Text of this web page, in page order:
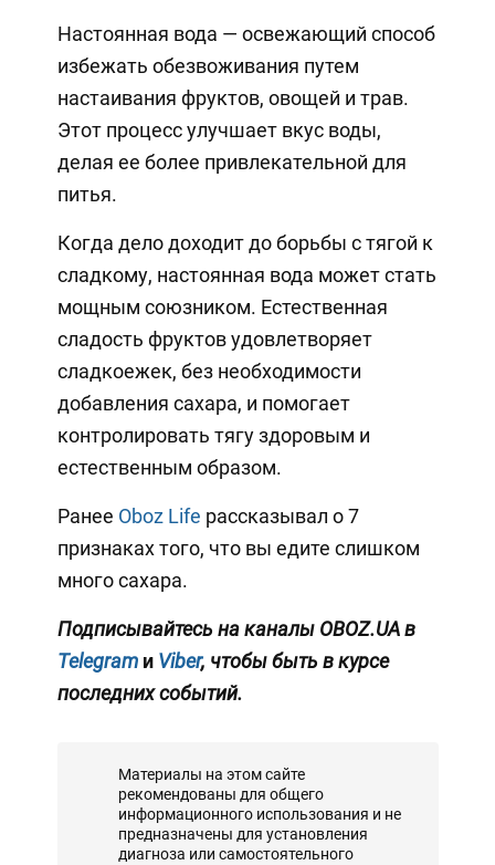
Настоянная вода — освежающий способ
избежать обезвоживания путем
настаивания фруктов, овощей и трав.
Этот процесс улучшает вкус воды,
делая ее более привлекательной для
питья.
Когда дело доходит до борьбы с тягой к
сладкому, настоянная вода может стать
мощным союзником. Естественная
сладость фруктов удовлетворяет
сладкоежек, без необходимости
добавления сахара, и помогает
контролировать тягу здоровым и
естественным образом.
Ранее Oboz Life рассказывал о 7
признаках того, что вы едите слишком
много сахара.
Подписывайтесь на каналы OBOZ.UA в
Telegram и Viber, чтобы быть в курсе
последних событий.
Материалы на этом сайте
рекомендованы для общего
информационного использования и не
предназначены для установления
диагноза или самостоятельного